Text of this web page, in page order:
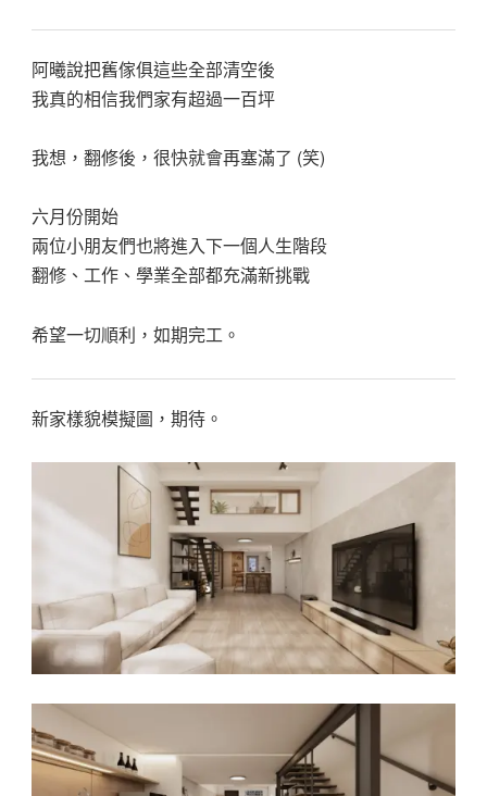
阿曦說把舊傢俱這些全部清空後
我真的相信我們家有超過一百坪
我想，翻修後，很快就會再塞滿了 (笑)
六月份開始
兩位小朋友們也將進入下一個人生階段
翻修、工作、學業全部都充滿新挑戰
希望一切順利，如期完工。
新家樣貌模擬圖，期待。